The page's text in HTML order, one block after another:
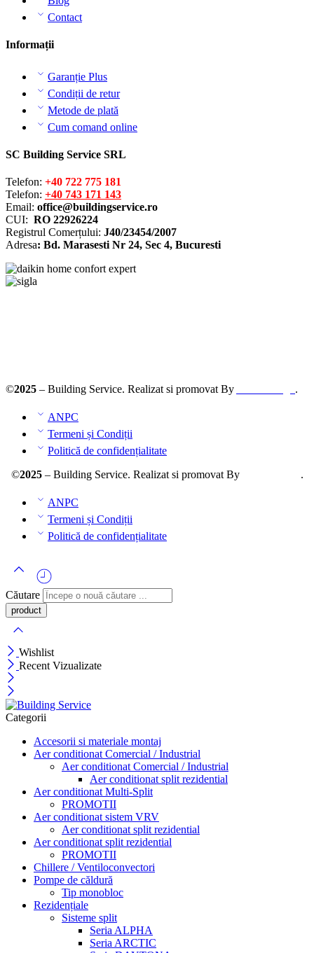
Contact
Informații
Garanție Plus
Condiții de retur
Metode de plată
Cum comand online
SC Building Service SRL
Telefon: +40 722 775 181
Telefon: +40 743 171 143
Email: office@buildingservice.ro
CUI: RO 22926224
Registrul Comerțului: J40/23454/2007
Adresa: Bd. Marasesti Nr 24, Sec 4, Bucuresti
©2025 – Building Service. Realizat si promovat By .
ANPC
Termeni și Condiții
Politică de confidențialitate
©2025– Building Service. Realizat si promovat By .
ANPC
Termeni și Condiții
Politică de confidențialitate
Căutare
Wishlist
Recent Vizualizate
Categorii
Accesorii si materiale montaj
Aer conditionat Comercial / Industrial
Aer conditionat Comercial / Industrial
Aer conditionat split rezidential
Aer conditionat Multi-Split
PROMOTII
Aer conditionat sistem VRV
Aer conditionat split rezidential
Aer conditionat split rezidential
PROMOTII
Chillere / Ventiloconvectori
Pompe de căldură
Tip monobloc
Rezidențiale
Sisteme split
Seria ALPHA
Seria ARCTIC